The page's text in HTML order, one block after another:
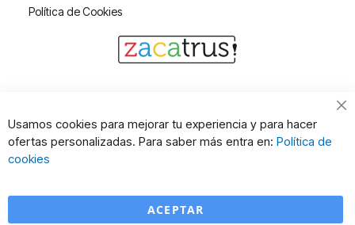
Política de Cookies
Usamos cookies para mejorar tu experiencia y para hacer
ofertas personalizadas. Para saber más entra en: Política de
cookies
ACEPTAR